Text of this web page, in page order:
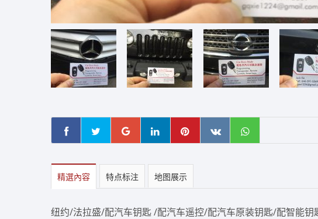
精選內容 特点标注 地图展示
纽约/法拉盛/配汽车钥匙 /配汽车遥控/配汽车原装钥匙/配智能